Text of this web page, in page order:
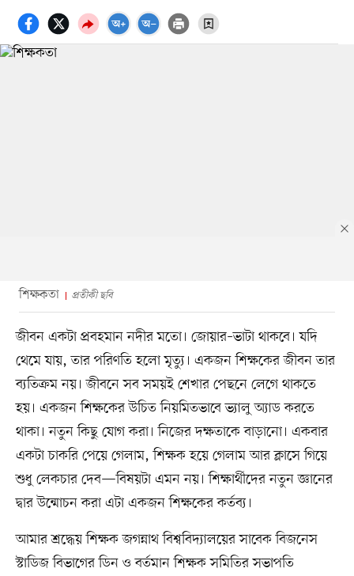
শিক্ষকতা প্রতীকী ছবি
জীবন একটা প্রবহমান নদীর মতো। জোয়ার–ভাটা থাকবে। যদি
থেমে যায়, তার পরিণতি হলো মৃত্যু। একজন শিক্ষকের জীবন তার
ব্যতিক্রম নয়। জীবনে সব সময়ই শেখার পেছনে লেগে থাকতে
হয়। একজন শিক্ষকের উচিত নিয়মিতভাবে ভ্যালু অ্যাড করতে
থাকা। নতুন কিছু যোগ করা। নিজের দক্ষতাকে বাড়ানো। একবার
একটা চাকরি পেয়ে গেলাম, শিক্ষক হয়ে গেলাম আর ক্লাসে গিয়ে
শুধু লেকচার দেব—বিষয়টা এমন নয়। শিক্ষার্থীদের নতুন জ্ঞানের
দ্বার উন্মোচন করা এটা একজন শিক্ষকের কর্তব্য।
আমার শ্রদ্ধেয় শিক্ষক জগন্নাথ বিশ্ববিদ্যালয়ের সাবেক বিজনেস
স্টাডিজ বিভাগের ডিন ও বর্তমান শিক্ষক সমিতির সভাপতি